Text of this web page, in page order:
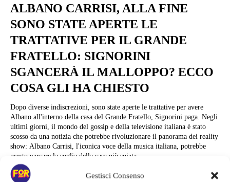
Gestisci Consenso
ALBANO CARRISI, ALLA FINE
SONO STATE APERTE LE
TRATTATIVE PER IL GRANDE
FRATELLO: SIGNORINI
SGANCERÀ IL MALLOPPO? ECCO
COSA GLI HA CHIESTO
Dopo diverse indiscrezioni, sono state aperte le trattative per avere
Albano all'interno della casa del Grande Fratello, Signorini paga. Negli
ultimi giorni, il mondo del gossip e della televisione italiana è stato
scosso da una notizia che potrebbe rivoluzionare il panorama dei reality
show: Albano Carrisi, l'iconica voce della musica italiana, potrebbe
presto varcare la soglia della casa più spiata...
Luna Vespri